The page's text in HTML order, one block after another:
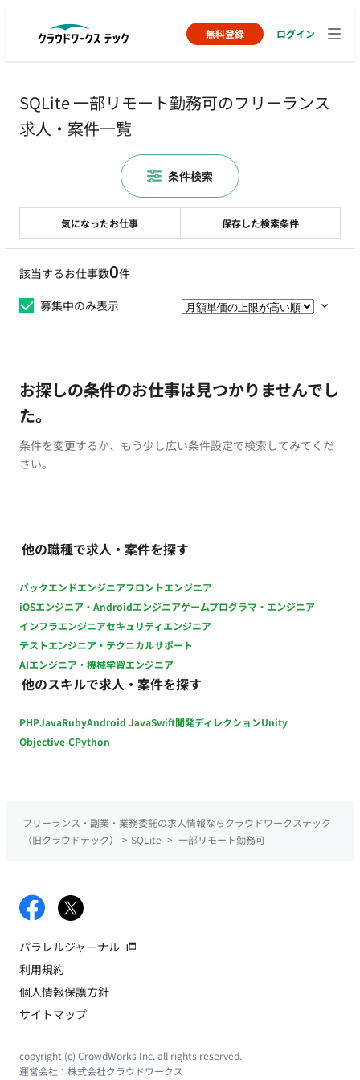
無料登録 ログイン
SQLite 一部リモート勤務可のフリーランス
求人・案件一覧
該当するお仕事数0件
募集中のみ表示
お探しの条件のお仕事は見つかりませんでし
た。
条件を変更するか、もう少し広い条件設定で検索してみてくだ
さい。
他の職種で求人・案件を探す
バックエンドエンジニアフロントエンジニア
iOSエンジニア・Androidエンジニアゲームプログラマ・エンジニア
インフラエンジニアセキュリティエンジニア
テストエンジニア・テクニカルサポート
AIエンジニア・機械学習エンジニア
他のスキルで求人・案件を探す
PHPJavaRubyAndroid JavaSwift開発ディレクションUnity
Objective-CPython
気になったお仕事 保存した検索条件
条件検索
フリーランス・副業・業務委託の求人情報ならクラウドワークステック
（旧クラウドテック）
> SQLite > 一部リモート勤務可
パラレルジャーナル
利用規約
個人情報保護方針
サイトマップ
copyright (c) CrowdWorks Inc. all rights reserved.
運営会社： 株式会社クラウドワークス